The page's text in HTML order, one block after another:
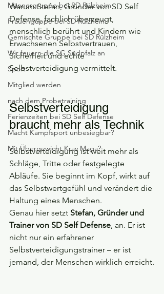
Männergruppe bei SD Rülzheim
Frauenguppe bei SD Rülzheim
Gemischte Gruppe bei SD Rülzheim
Wir feuern die SG Südpfalz an
Sport
Mitglied werden
nach dem Probetraining
Ferienzeiten bei SD Self Defense
Macht Kampfsport unbesiegbar?
Mit Übergewicht Krav Maga?
Warum Stefan, Gründer von SD Self
Defense, fachlich überzeugt,
menschlich berührt und Kindern wie
Erwachsenen Selbstvertrauen,
Sicherheit und echte
Selbstverteidigung vermittelt.
Selbstverteidigung
braucht mehr als Technik
Selbstverteidigung ist weit mehr als
Schläge, Tritte oder festgelegte
Abläufe. Sie beginnt im Kopf, wirkt auf
das Selbstwertgefühl und verändert die
Haltung eines Menschen.
Genau hier setzt Stefan, Gründer und
Trainer von SD Self Defense, an. Er ist
nicht nur ein erfahrener
Selbstverteidigungstrainer – er ist
jemand, der Menschen wirklich erreicht.